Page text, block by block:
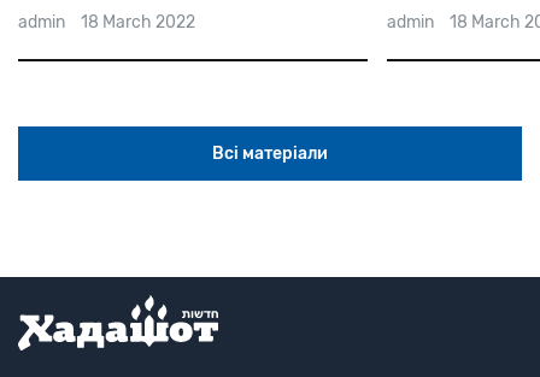
admin 18 March 2022 admin 18 March
Всі матеріали